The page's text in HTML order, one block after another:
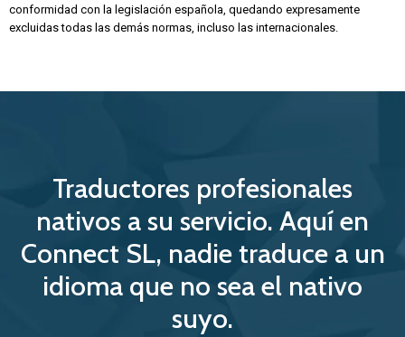
conformidad con la legislación española, quedando expresamente
excluidas todas las demás normas, incluso las internacionales.
Traductores profesionales
nativos a su servicio. Aquí en
Connect SL, nadie traduce a un
idioma que no sea el nativo
suyo.